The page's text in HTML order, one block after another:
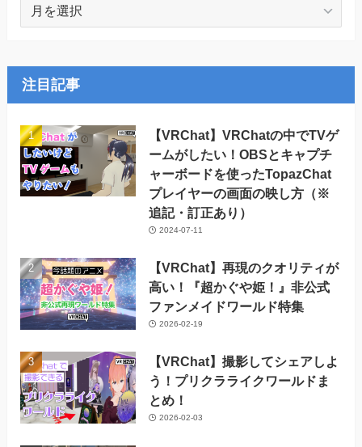
ー
カ
イ
ブ
注目記事
【VRChat】VRChatの中でTVゲ
ームがしたい！OBSとキャプチ
ャーボードを使ったTopazChat
プレイヤーの画面の映し方（※
追記・訂正あり）
2024-07-11
【VRChat】再現のクオリティが
高い！『超かぐや姫！』非公式
ファンメイドワールド特集
2026-02-19
【VRChat】撮影してシェアしよ
う！プリクラライクワールドま
とめ！
2026-02-03